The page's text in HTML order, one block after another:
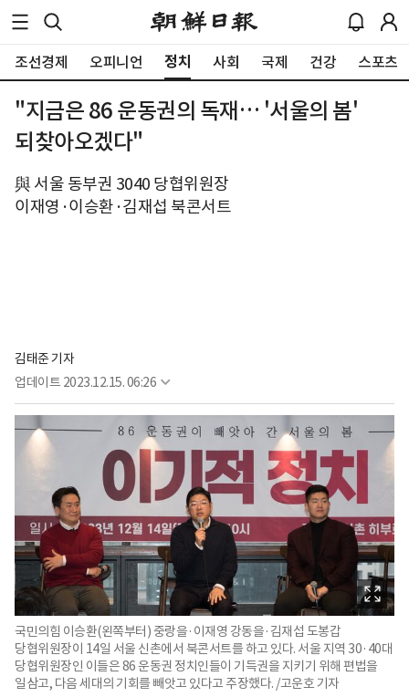
조선경제 오피니언 정치 사회 국제 건강 스포츠
"지금은 86 운동권의 독재… '서울의 봄'
되찾아오겠다"
與 서울 동부권 3040 당협위원장
이재영·이승환·김재섭 북콘서트
김태준 기자
업데이트 2023.12.15. 06:26
국민의힘 이승환(왼쪽부터) 중랑을·이재영 강동을·김재섭 도봉갑
당협위원장이 14일 서울 신촌에서 북콘서트를 하고 있다. 서울 지역 30·40대
당협위원장인 이들은 86 운동권 정치인들이 기득권을 지키기 위해 편법을
일삼고, 다음 세대의 기회를 빼앗고 있다고 주장했다. /고운호 기자